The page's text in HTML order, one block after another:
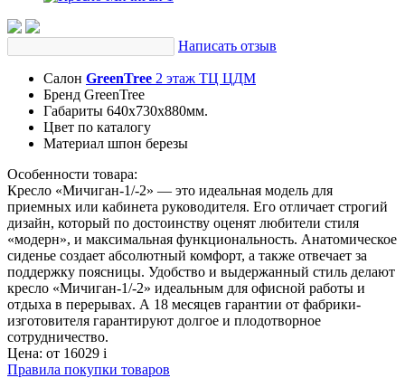
Написать отзыв
Салон GreenTree 2 этаж ТЦ ЦДМ
Бренд GreenTree
Габариты 640х730х880мм.
Цвет по каталогу
Материал шпон березы
Особенности товара:
Кресло «Мичиган-1/-2» — это идеальная модель для
приемных или кабинета руководителя. Его отличает строгий
дизайн, который по достоинству оценят любители стиля
«модерн», и максимальная функциональность. Анатомическое
сиденье создает абсолютный комфорт, а также отвечает за
поддержку поясницы. Удобство и выдержанный стиль делают
кресло «Мичиган-1/-2» идеальным для офисной работы и
отдыха в перерывах. А 18 месяцев гарантии от фабрики-
изготовителя гарантируют долгое и плодотворное
сотрудничество.
Цена: от 16029 i
Правила покупки товаров